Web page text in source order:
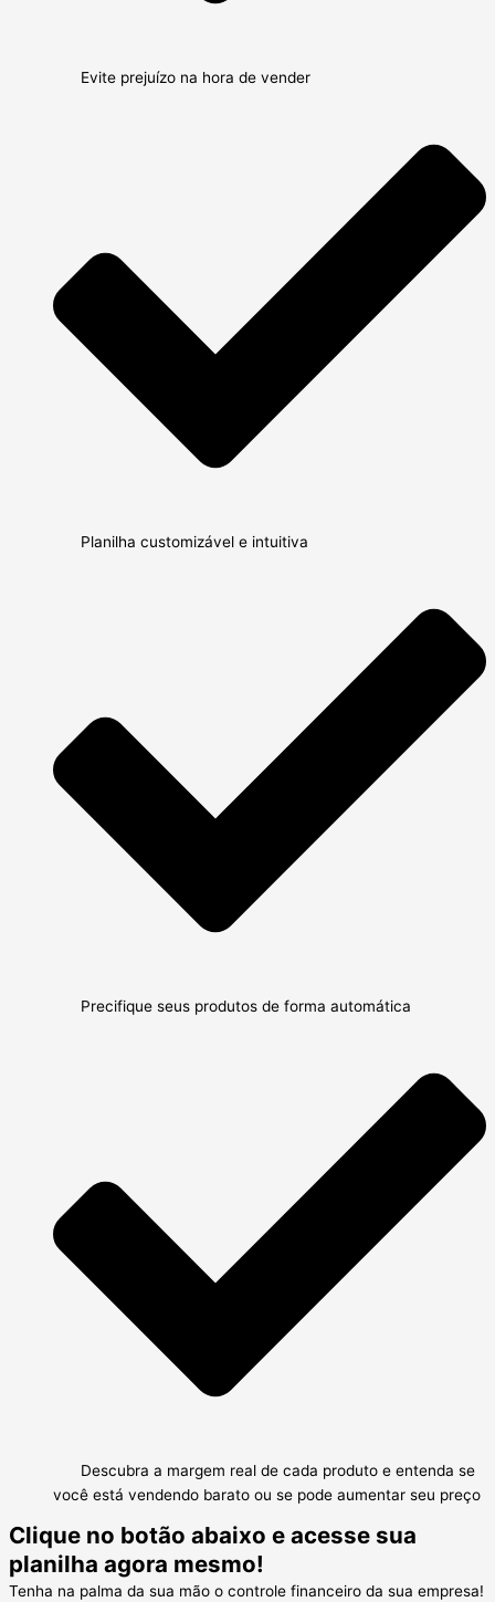
Evite prejuízo na hora de vender
Planilha customizável e intuitiva
Precifique seus produtos de forma automática
Descubra a margem real de cada produto e entenda se
você está vendendo barato ou se pode aumentar seu preço
Clique no botão abaixo e acesse sua
planilha agora mesmo!
Tenha na palma da sua mão o controle financeiro da sua empresa!